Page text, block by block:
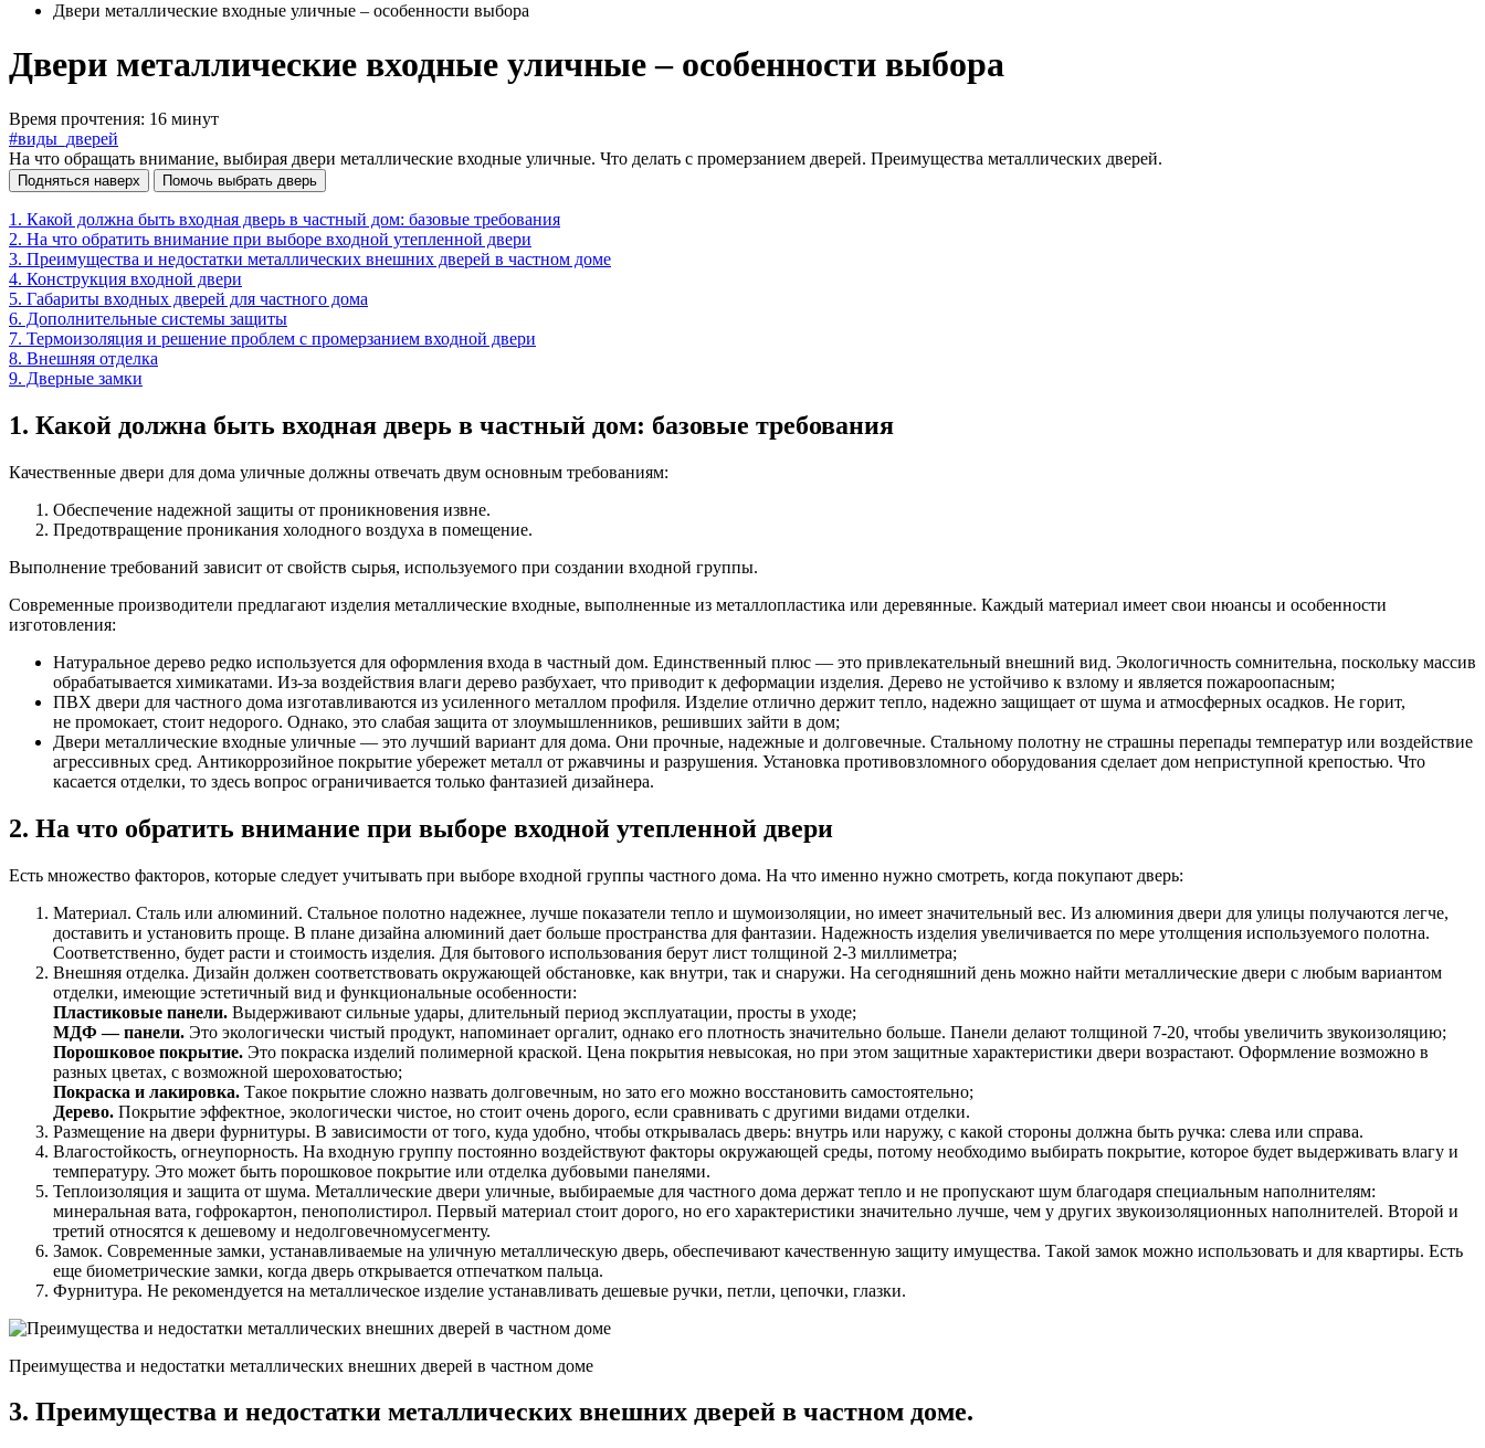
Двери металлические входные уличные – особенности выбора
Двери металлические входные уличные – особенности выбора
Время прочтения: 16 минут
#виды_дверей
На что обращать внимание, выбирая двери металлические входные уличные. Что делать с промерзанием дверей. Преимущества металлических дверей.
Подняться наверх Помочь выбрать дверь
1. Какой должна быть входная дверь в частный дом: базовые требования
2. На что обратить внимание при выборе входной утепленной двери
3. Преимущества и недостатки металлических внешних дверей в частном доме
4. Конструкция входной двери
5. Габариты входных дверей для частного дома
6. Дополнительные системы защиты
7. Термоизоляция и решение проблем с промерзанием входной двери
8. Внешняя отделка
9. Дверные замки
1. Какой должна быть входная дверь в частный дом: базовые требования
Качественные двери для дома уличные должны отвечать двум основным требованиям:
Обеспечение надежной защиты от проникновения извне.
Предотвращение проникания холодного воздуха в помещение.
Выполнение требований зависит от свойств сырья, используемого при создании входной группы.
Современные производители предлагают изделия металлические входные, выполненные из металлопластика или деревянные. Каждый материал имеет свои нюансы и особенности
изготовления:
Натуральное дерево редко используется для оформления входа в частный дом. Единственный плюс — это привлекательный внешний вид. Экологичность сомнительна, поскольку массив
обрабатывается химикатами. Из-за воздействия влаги дерево разбухает, что приводит к деформации изделия. Дерево не устойчиво к взлому и является пожароопасным;
ПВХ двери для частного дома изготавливаются из усиленного металлом профиля. Изделие отлично держит тепло, надежно защищает от шума и атмосферных осадков. Не горит,
не промокает, стоит недорого. Однако, это слабая защита от злоумышленников, решивших зайти в дом;
Двери металлические входные уличные — это лучший вариант для дома. Они прочные, надежные и долговечные. Стальному полотну не страшны перепады температур или воздействие
агрессивных сред. Антикоррозийное покрытие убережет металл от ржавчины и разрушения. Установка противовзломного оборудования сделает дом неприступной крепостью. Что
касается отделки, то здесь вопрос ограничивается только фантазией дизайнера.
2. На что обратить внимание при выборе входной утепленной двери
Есть множество факторов, которые следует учитывать при выборе входной группы частного дома. На что именно нужно смотреть, когда покупают дверь:
Материал. Сталь или алюминий. Стальное полотно надежнее, лучше показатели тепло и шумоизоляции, но имеет значительный вес. Из алюминия двери для улицы получаются легче,
доставить и установить проще. В плане дизайна алюминий дает больше пространства для фантазии. Надежность изделия увеличивается по мере утолщения используемого полотна.
Соответственно, будет расти и стоимость изделия. Для бытового использования берут лист толщиной 2-3 миллиметра;
Внешняя отделка. Дизайн должен соответствовать окружающей обстановке, как внутри, так и снаружи. На сегодняшний день можно найти металлические двери с любым вариантом
отделки, имеющие эстетичный вид и функциональные особенности:
Пластиковые панели. Выдерживают сильные удары, длительный период эксплуатации, просты в уходе;
МДФ — панели. Это экологически чистый продукт, напоминает оргалит, однако его плотность значительно больше. Панели делают толщиной 7-20, чтобы увеличить звукоизоляцию;
Порошковое покрытие. Это покраска изделий полимерной краской. Цена покрытия невысокая, но при этом защитные характеристики двери возрастают. Оформление возможно в
разных цветах, с возможной шероховатостью;
Покраска и лакировка. Такое покрытие сложно назвать долговечным, но зато его можно восстановить самостоятельно;
Дерево. Покрытие эффектное, экологически чистое, но стоит очень дорого, если сравнивать с другими видами отделки.
Размещение на двери фурнитуры. В зависимости от того, куда удобно, чтобы открывалась дверь: внутрь или наружу, с какой стороны должна быть ручка: слева или справа.
Влагостойкость, огнеупорность. На входную группу постоянно воздействуют факторы окружающей среды, потому необходимо выбирать покрытие, которое будет выдерживать влагу и
температуру. Это может быть порошковое покрытие или отделка дубовыми панелями.
Теплоизоляция и защита от шума. Металлические двери уличные, выбираемые для частного дома держат тепло и не пропускают шум благодаря специальным наполнителям:
минеральная вата, гофрокартон, пенополистирол. Первый материал стоит дорого, но его характеристики значительно лучше, чем у других звукоизоляционных наполнителей. Второй и
третий относятся к дешевому и недолговечномусегменту.
Замок. Современные замки, устанавливаемые на уличную металлическую дверь, обеспечивают качественную защиту имущества. Такой замок можно использовать и для квартиры. Есть
еще биометрические замки, когда дверь открывается отпечатком пальца.
Фурнитура. Не рекомендуется на металлическое изделие устанавливать дешевые ручки, петли, цепочки, глазки.
Преимущества и недостатки металлических внешних дверей в частном доме
3. Преимущества и недостатки металлических внешних дверей в частном доме.